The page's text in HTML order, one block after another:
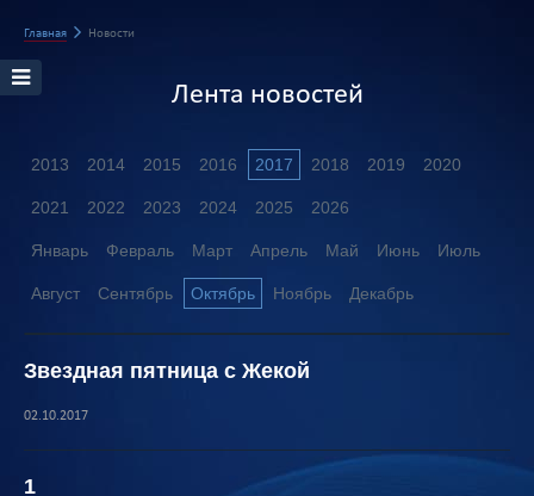
Главная Новости
Лента новостей
2013 2014 2015 2016 2017 2018 2019 2020
2021 2022 2023 2024 2025 2026
Январь Февраль Март Апрель Май Июнь Июль
Август Сентябрь Октябрь Ноябрь Декабрь
Звездная пятница с Жекой
02.10.2017
1